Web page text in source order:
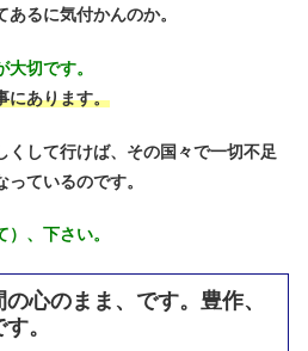
るに気付かんのか。
切です。
にあります。
くして行けば、その国々で一切不足
ているのです。
、下さい。
心のまま、です。豊作、
。